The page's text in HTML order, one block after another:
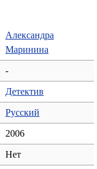
Александра
Маринина
-
Детектив
Русский
2006
Нет